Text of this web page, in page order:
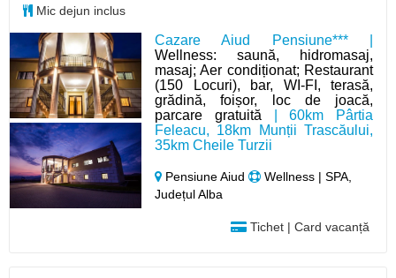
Cazare Aiud Pensiune*** |
Wellness: saună, hidromasaj,
masaj; Aer condiționat; Restaurant
(150 Locuri), bar, WI-FI, terasă,
grădină, foișor, loc de joacă,
parcare gratuită | 60km Pârtia
Feleacu, 18km Munții Trascăului,
35km Cheile Turzii
Pensiune Aiud
Wellness | SPA,
Județul Alba
Tichet | Card vacanță
Mic dejun inclus